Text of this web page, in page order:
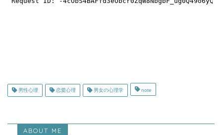
男性心理 恋愛心理 男女の心理学 note
ABOUT ME